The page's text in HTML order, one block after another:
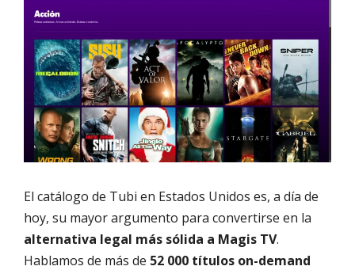
El catálogo de Tubi en Estados Unidos es, a día de
hoy, su mayor argumento para convertirse en la
alternativa legal más sólida a Magis TV.
Hablamos de más de 52 000 títulos on-demand